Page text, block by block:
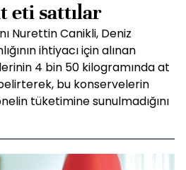
eti sattılar
Nurettin Canikli, Deniz
ihtiyacı için alınan
4 bin 50 kilogramında at
bu konservelerin
tüketimine sunulmadığını